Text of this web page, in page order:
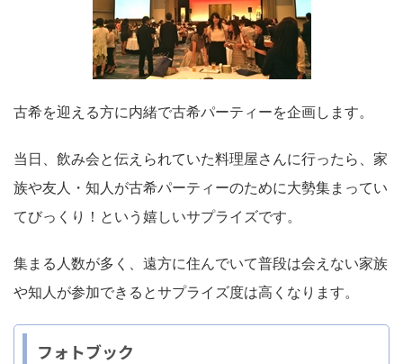
古希を迎える方に内緒で古希パーティーを企画します。
当日、飲み会と伝えられていた料理屋さんに行ったら、家
族や友人・知人が古希パーティーのために大勢集まってい
てびっくり！という嬉しいサプライズです。
集まる人数が多く、遠方に住んでいて普段は会えない家族
や知人が参加できるとサプライズ度は高くなります。
フォトブック